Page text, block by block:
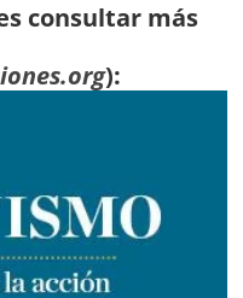
consultar más
):